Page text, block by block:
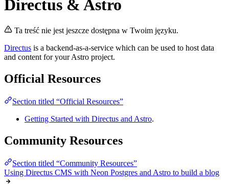
Directus & Astro
Ta treść nie jest jeszcze dostępna w Twoim języku.
Directus is a backend-as-a-service which can be used to host data
and content for your Astro project.
Official Resources
Section titled “Official Resources”
Getting Started with Directus and Astro.
Community Resources
Section titled “Community Resources”
Using Directus CMS with Neon Postgres and Astro to build a blog